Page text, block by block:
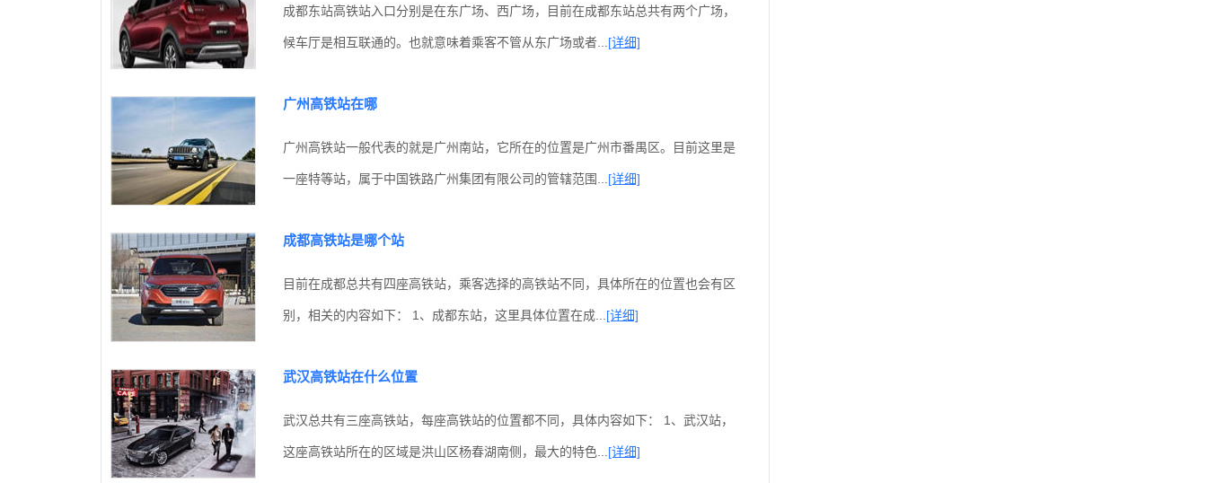
成都东站高铁站入口分别是在东广场、西广场，目前在成都东站总共有两个广场，
候车厅是相互联通的。也就意味着乘客不管从东广场或者... [详细]
广州高铁站在哪
广州高铁站一般代表的就是广州南站，它所在的位置是广州市番禺区。目前这里是
一座特等站，属于中国铁路广州集团有限公司的管辖范围... [详细]
成都高铁站是哪个站
目前在成都总共有四座高铁站，乘客选择的高铁站不同，具体所在的位置也会有区
别，相关的内容如下： 1、成都东站，这里具体位置在成... [详细]
武汉高铁站在什么位置
武汉总共有三座高铁站，每座高铁站的位置都不同，具体内容如下： 1、武汉站，
这座高铁站所在的区域是洪山区杨春湖南侧，最大的特色... [详细]